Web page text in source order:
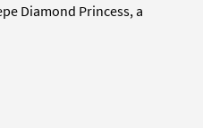
Diamond Princess, а